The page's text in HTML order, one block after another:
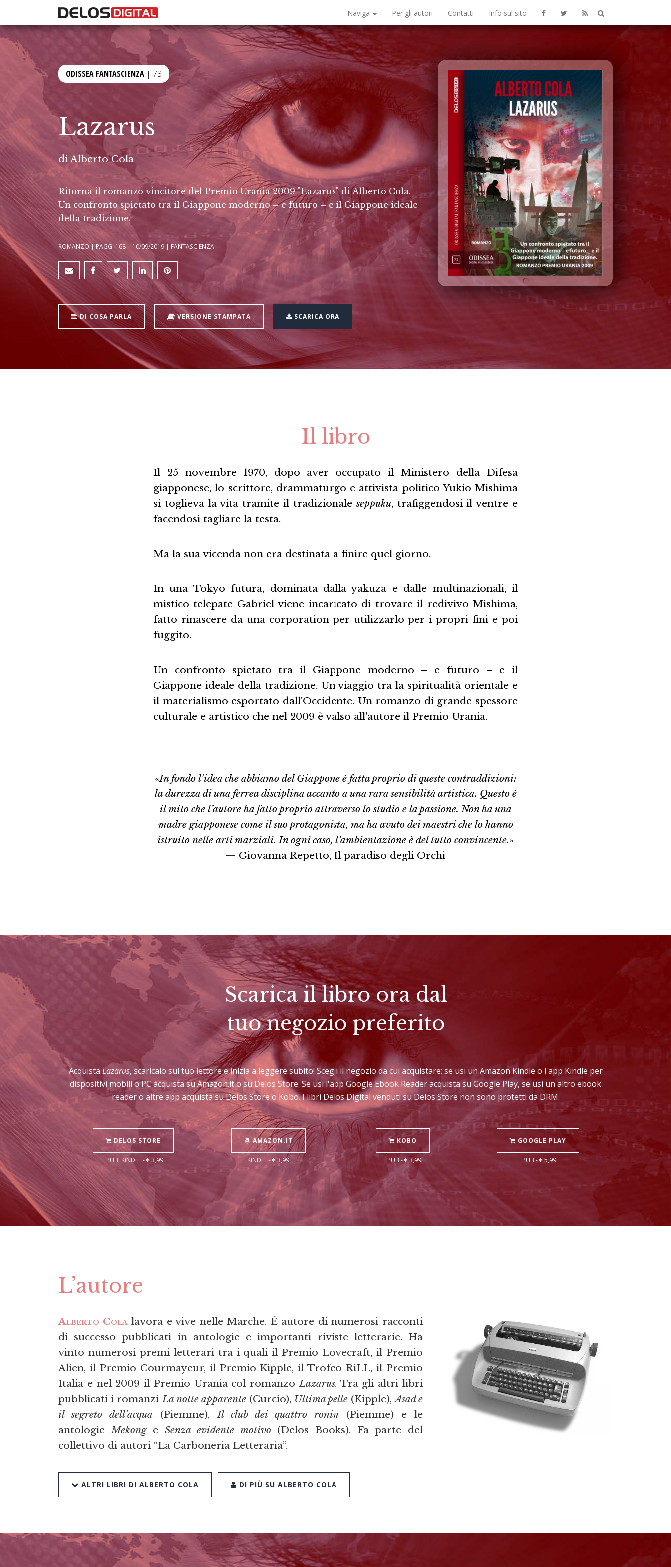
Naviga Per gli autori Contatti Info sul sito
ODISSEA FANTASCIENZA | 73
Lazarus
di Alberto Cola
Ritorna il romanzo vincitore del Premio Urania 2009 "Lazarus" di Alberto Cola.
Un confronto spietato tra il Giappone moderno – e futuro – e il Giappone ideale
della tradizione.
ROMANZO | PAGG. 168 | 10/09/2019 | FANTASCIENZA
DI COSA PARLA VERSIONE STAMPATA SCARICA ORA
Il libro
Il 25 novembre 1970, dopo aver occupato il Ministero della Difesa
giapponese, lo scrittore, drammaturgo e attivista politico Yukio Mishima
si toglieva la vita tramite il tradizionaleseppuku, trafiggendosi il ventre e
facendosi tagliare la testa.
Ma la sua vicenda non era destinata a finire quel giorno.
In una Tokyo futura, dominata dalla yakuza e dalle multinazionali, il
mistico telepate Gabriel viene incaricato di trovare il redivivo Mishima,
fatto rinascere da una corporation per utilizzarlo per i propri fini e poi
fuggito.
Un confronto spietato tra il Giappone moderno – e futuro – e il
Giappone ideale della tradizione. Un viaggio tra la spiritualità orientale e
il materialismo esportato dall'Occidente. Un romanzo di grande spessore
culturale e artistico che nel 2009 è valso all'autore il Premio Urania.
«In fondo l’idea che abbiamo del Giappone è fatta proprio di queste contraddizioni:
la durezza di una ferrea disciplina accanto a una rara sensibilità artistica. Questo è
il mito che l’autore ha fatto proprio attraverso lo studio e la passione. Non ha una
madre giapponese come il suo protagonista, ma ha avuto dei maestri che lo hanno
istruito nelle arti marziali. In ogni caso, l’ambientazione è del tutto convincente.»
— Giovanna Repetto, Il paradiso degli Orchi
Scarica il libro ora dal
tuo negozio preferito
Acquista Lazarus, scaricalo sul tuo lettore e inizia a leggere subito! Scegli il negozio da cui acquistare: se usi un Amazon Kindle o l'app Kindle per
dispositivi mobili o PC acquista su Amazon.it o su Delos Store. Se usi l'app Google Ebook Reader acquista su Google Play, se usi un altro ebook
reader o altre app acquista su Delos Store o Kobo. I libri Delos Digital venduti su Delos Store non sono protetti da DRM.
DELOS STORE
EPUB, KINDLE - € 3,99
AMAZON.IT
KINDLE - € 3,99
KOBO
EPUB - € 3,99
GOOGLE PLAY
EPUB - € 5,99
L’autore
Alberto Colalavora e vive nelle Marche. È autore di numerosi racconti
di successo pubblicati in antologie e importanti riviste letterarie. Ha
vinto numerosi premi letterari tra i quali il Premio Lovecraft, il Premio
Alien, il Premio Courmayeur, il Premio Kipple, il Trofeo RiLL, il Premio
Italia e nel 2009 il Premio Urania col romanzoLazarus. Tra gli altri libri
pubblicati i romanziLa notte apparente(Curcio), Ultima pelle (Kipple),Asad e
il segreto dell'acqua (Piemme),Il club dei quattro ronin (Piemme) e le
antologieMekongeSenza evidente motivo(Delos Books). Fa parte del
collettivo di autori “La Carboneria Letteraria”.
ALTRI LIBRI DI ALBERTO COLA DI PIÙ SU ALBERTO COLA